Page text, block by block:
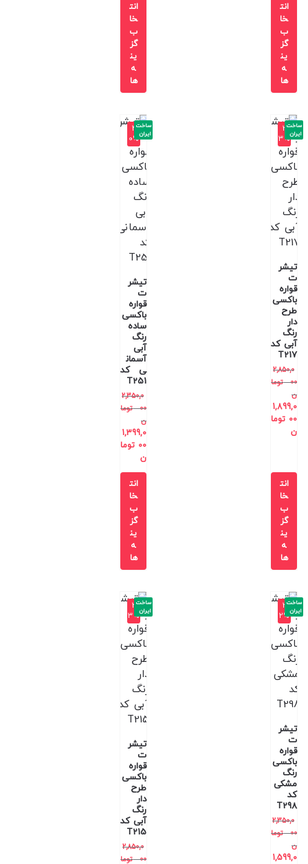
انت
خا
ب
گز
ین
ه
ها
انت
خا
ب
گز
ین
ه
ها
-3
3%
تیشر
ت
قواره
باکسی
طرح
دار
رنگ
آبی کد
T217
2,850,0
00
توما
ن
1,899,0
00 توما
ن
ساخت
ایران
انت
خا
ب
گز
ین
ه
ها
-4
0%
تیشر
ت
قواره
باکسی
ساده
رنگ
آبی
آسمان
ی کد
T251
2,350,0
00
توما
ن
1,399,0
00 توما
ن
ساخت
ایران
انت
خا
ب
گز
ین
ه
ها
-3
2%
تیشر
ت
قواره
باکسی
رنگ
مشکی
کد
T298
2,350,0
00
توما
ن
1,599,0
ساخت
ایران
-3
3%
تیشر
ت
قواره
باکسی
طرح
دار
رنگ
آبی کد
T215
2,850,0
00
توما
ساخت
ایران